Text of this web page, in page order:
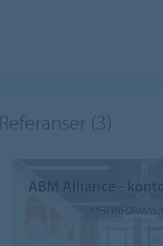
Referanser (3)
ABM Alliance -
MER